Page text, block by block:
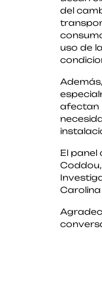
del
uso de
afectan
El